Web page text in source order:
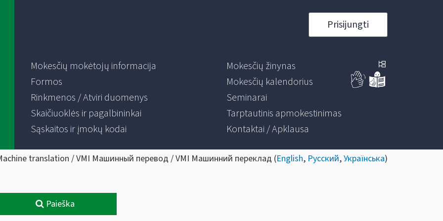
Prisijungti
Mokesčių mokėtojų informacija
Formos
Rinkmenos / Atviri duomenys
Skaičiuoklės ir pagalbininkai
Sąskaitos ir įmokų kodai
Mokesčių žinynas
Mokesčių kalendorius
Seminarai
Tarptautinis apmokestinimas
Kontaktai / Apklausa
translation / VMI Машинный перевод / VMI Машинний переклад (English, Русский,Українська)
Paieška